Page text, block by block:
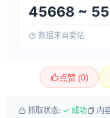
45668 ~
数据来自爱站
点赞 (0)
抓取状态: ✓ 成功 内